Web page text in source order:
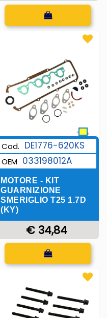
Quantità
Cod. DE1776-620KS
OEM 033198012A
MOTORE - KIT
GUARNIZIONE
SMERIGLIO T25 1.7D
(KY)
€ 34,84
Quantità